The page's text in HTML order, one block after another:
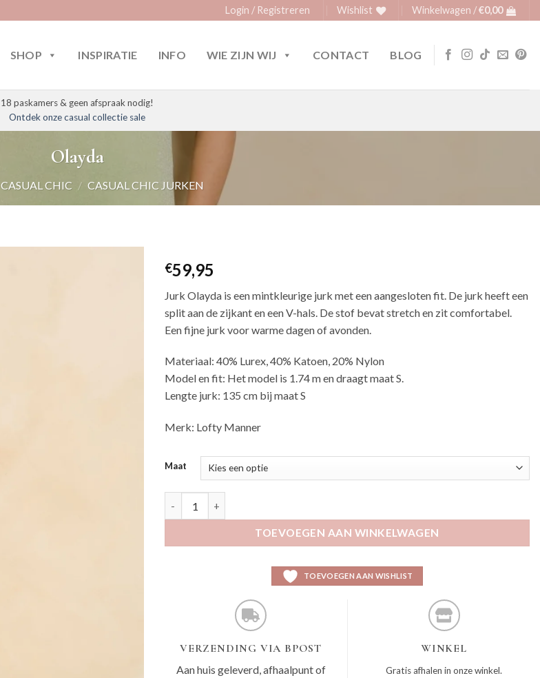
Login / Registreren Wishlist Winkelwagen /€0,00
SHOP INSPIRATIE INFO WIE ZIJN WIJ CONTACT BLOG
18 paskamers & geen afspraak nodig!
Ontdek onze casual collectie sale
Olayda
CASUAL CHIC / CASUAL CHIC JURKEN
€59,95
Jurk Olayda is een mintkleurige jurk met een aangesloten fit. De jurk heeft een
split aan de zijkant en een V-hals. De stof bevat stretch en zit comfortabel.
Een fijne jurk voor warme dagen of avonden.
Materiaal: 40% Lurex, 40% Katoen, 20% Nylon
Model en fit: Het model is 1.74 m en draagt maat S.
Lengte jurk: 135 cm bij maat S
Merk: Lofty Manner
Maat
TOEVOEGEN AAN WINKELWAGEN
TOEVOEGEN AAN WISHLIST
VERZENDING VIA BPOST
Aan huis geleverd, afhaalpunt of
WINKEL
Gratis afhalen in onze winkel.